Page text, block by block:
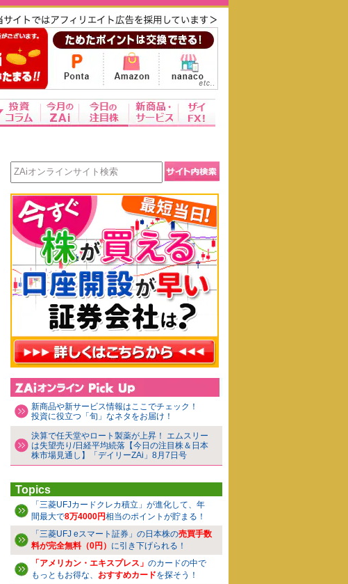
新商品や新サービス情報はここでチェック！
投資に役立つ「旬」なネタをお届け！
決算で任天堂やロート製薬が上昇！ エムスリー
は失望売り/日経平均続落【今日の注目株＆日本
株市場見通し】「デイリーZAi」8月7日号
Topics
「三菱UFJカードクレカ積立」が進化して、年
間最大で8万4000円相当のポイントが貯まる！
「三菱UFJ eスマート証券」の日本株の売買手数
料が完全無料（0円） に引き下げられる！
「アメリカン・エキスプレス」 のカードの中で
もっともお得な、 おすすめカードを探そう！